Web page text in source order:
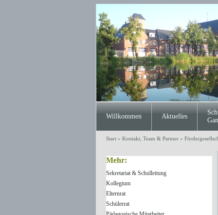
Willkommen Aktuelles
Start» Kontakt, Team & Partner»
Mehr:
Sekretariat & Schulleitung
Kollegium
Elternrat
Schülerrat